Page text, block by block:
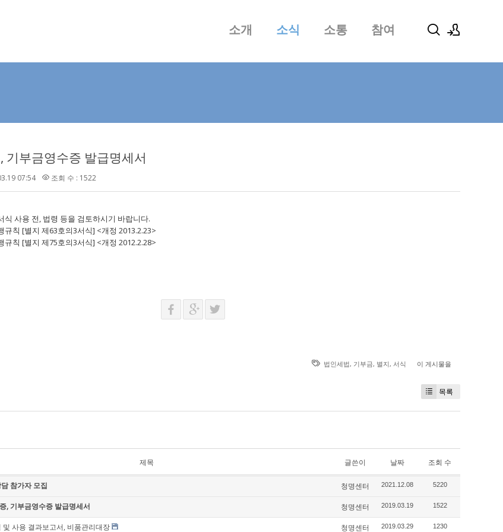
로그인
소개 소식 소통 참여
기부금영수증 발급명세서
07:54 조회 수 : 1522
식 사용 전, 법령 등을 검토하시기 바랍니다.
규칙 [별지 제63호의3서식] <개정 2013.2.23>
규칙 [별지 제75호의3서식] <개정 2012.2.28>
법인세법, 기부금, 별지, 서식 이 게시물을
목록
제목 글쓴이 날짜 조회 수
참가자 모집 청명센터 2021.12.08 5220
, 기부금영수증 발급명세서 청명센터 2019.03.19 1522
및 사용 결과보고서, 비품관리대장 청명센터 2019.03.29 1230